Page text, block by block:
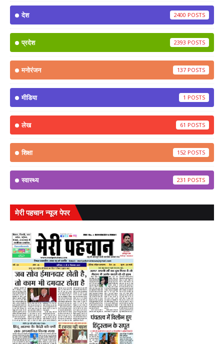
देश 2400
प्रदेश 2393
मनोरंजन 137
मीडिया 1
लेख 61
शिक्षा 152
स्वास्थ्य 231
मेरी पहचान न्यूज पेपर